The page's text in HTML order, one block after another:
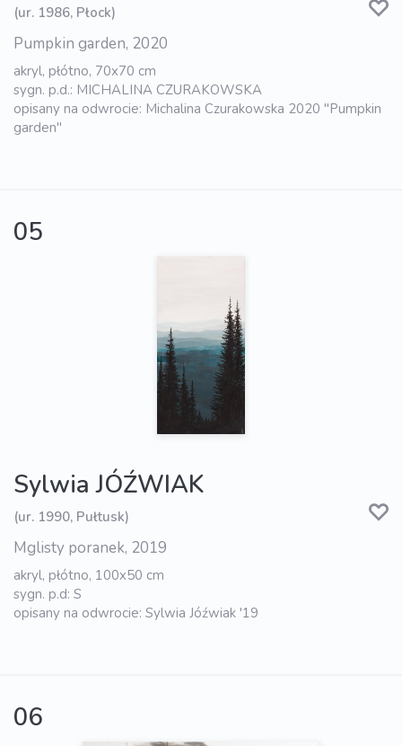
(ur. 1986, Płock)
Pumpkin garden, 2020
akryl, płótno, 70x70 cm
sygn. p.d.: MICHALINA CZURAKOWSKA
opisany na odwrocie: Michalina Czurakowska 2020 "Pumpkin
garden"
05
Sylwia JÓŹWIAK
(ur. 1990, Pułtusk)
Mglisty poranek, 2019
akryl, płótno, 100x50 cm
sygn. p.d: S
opisany na odwrocie: Sylwia Jóźwiak '19
06